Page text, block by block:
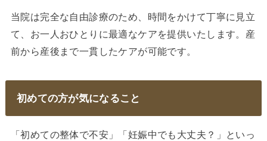
当院は完全な自由診療のため、時間をかけて丁寧に見立
て、お一人おひとりに最適なケアを提供いたします。産
前から産後まで一貫したケアが可能です。
初めての方が気になること
「初めての整体で不安」「妊娠中でも大丈夫？」といっ